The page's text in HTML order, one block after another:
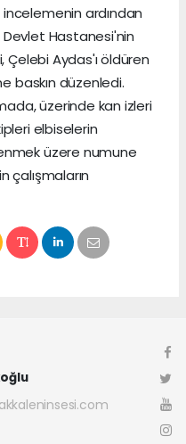
ardından
Hastanesi'nin
Çelebi Aydas'ı öldüren
baskın düzenledi.
üzerinde kan izleri
elbiselerin
üzere numune
çalışmaların